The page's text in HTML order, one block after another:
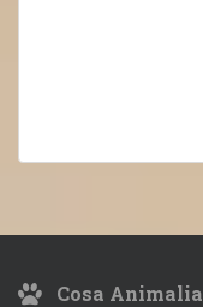
Cosa Animalia